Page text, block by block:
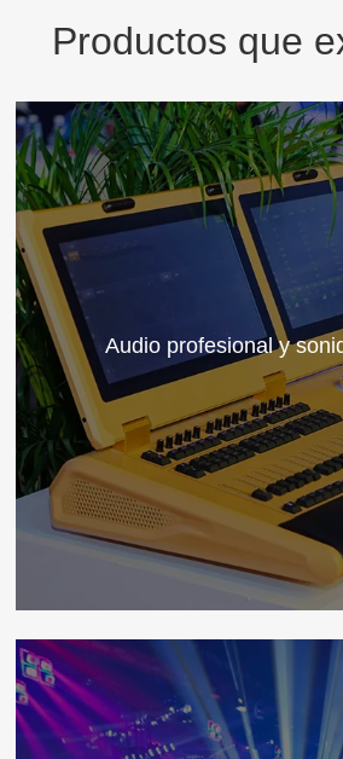
Productos que
Audio profesional y